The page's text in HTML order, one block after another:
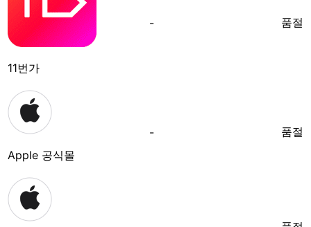
11번가
- 품절
Apple 공식몰
- 품절